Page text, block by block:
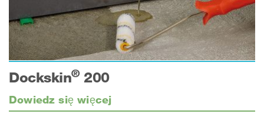
Dockskin® 200
Dowiedz się więcej